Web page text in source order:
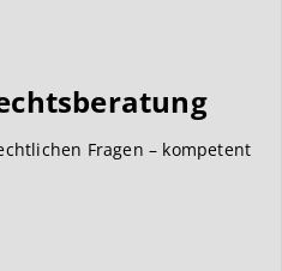
Fragen – kompetent